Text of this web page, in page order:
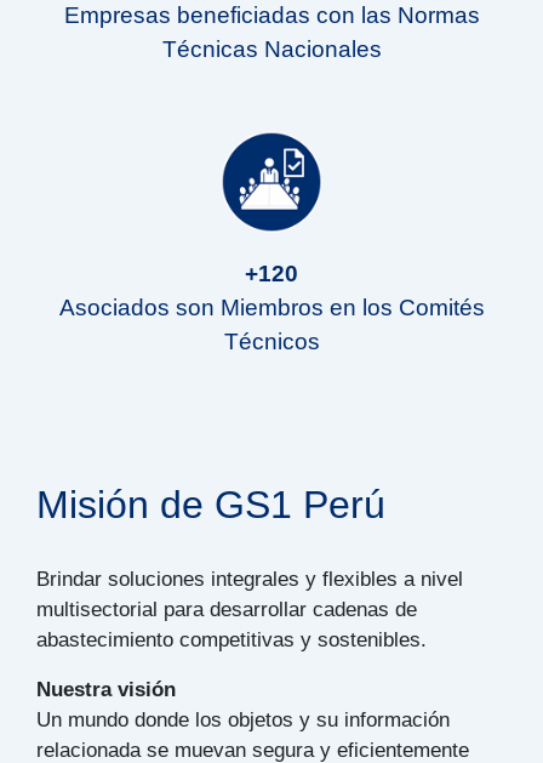
Empresas beneficiadas con las Normas
Técnicas Nacionales
+120
Asociados son Miembros en los Comités
Técnicos
Misión de GS1 Perú
Brindar soluciones integrales y flexibles a nivel
multisectorial para desarrollar cadenas de
abastecimiento competitivas y sostenibles.
Nuestra visión
Un mundo donde los objetos y su información
relacionada se muevan segura y eficientemente